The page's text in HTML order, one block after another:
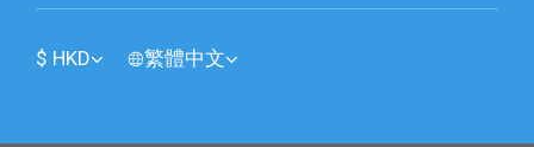
$ HKD 繁體中文